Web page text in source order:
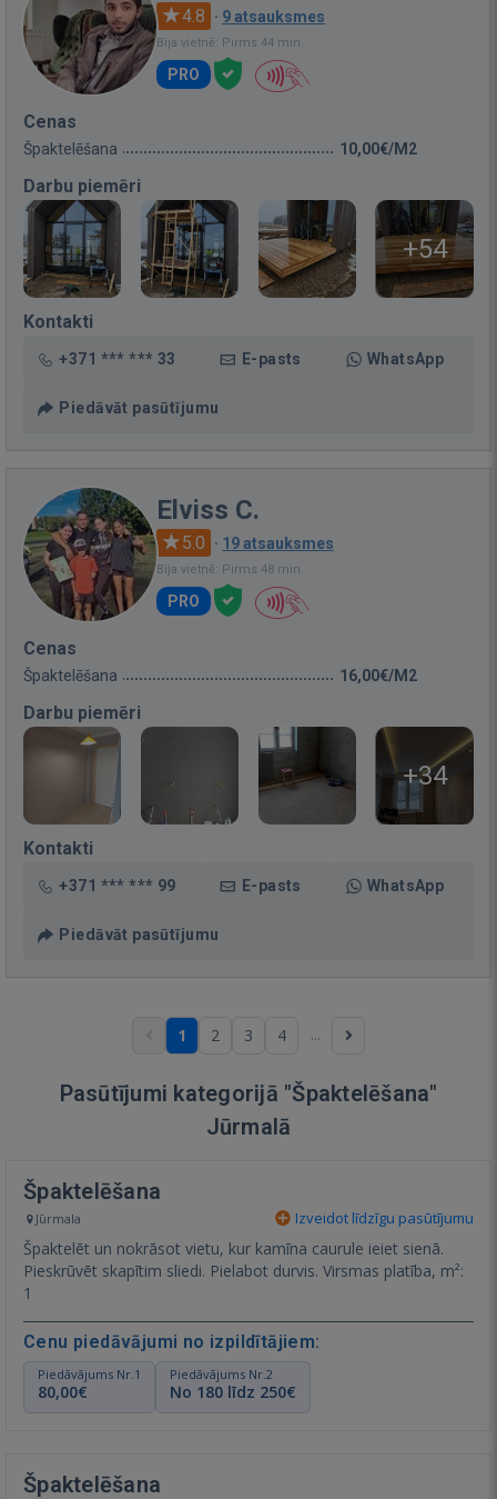
4.8 · 9 atsauksmes
Bija vietnē: Pirms 44 min.
PRO
Cenas
Špaktelēšana 10,00€/M2
Darbu piemēri
+54
Kontakti
+371 *** *** 33 E-pasts WhatsApp
Piedāvāt pasūtījumu
Elviss C.
5.0 · 19 atsauksmes
Bija vietnē: Pirms 48 min.
PRO
Cenas
Špaktelēšana 16,00€/M2
Darbu piemēri
+34
Kontakti
+371 *** *** 99 E-pasts WhatsApp
Piedāvāt pasūtījumu
1 2 3 4 ...
Pasūtījumi kategorijā "Špaktelēšana"
Jūrmalā
Špaktelēšana
Jūrmala Izveidot līdzīgu pasūtījumu
Špaktelēt un nokrāsot vietu, kur kamīna caurule ieiet sienā.
Pieskrūvēt skapītim sliedi. Pielabot durvis. Virsmas platība, m²:
1
Cenu piedāvājumi no izpildītājiem:
Piedāvājums Nr.1
80,00€
Piedāvājums Nr.2
No 180 līdz 250€
Špaktelēšana